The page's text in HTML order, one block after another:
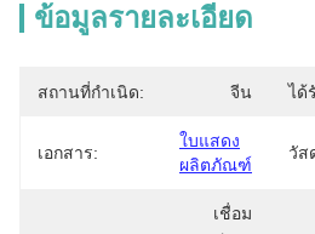
ข้อมูลรายละเอียด
สถานที่กำเนิด: จีน ได้
เอกสาร:
ใบแสดง
ผลิตภัณฑ์
วัส
เชื่อม